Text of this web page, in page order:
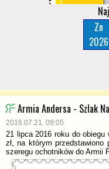
Zn
2026
Armia Andersa - Szlak
2016.07.21. 09:05
21 lipca 2016 roku do
zł, na którym przedstawiono
szeregu ochotników do Armii